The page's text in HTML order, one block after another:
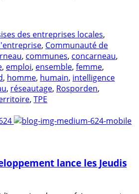
des entreprises locales,
, Communauté de
, communes, concarneau,
, emploi, ensemble, femme,
, homme, humain, intelligence
, réseautage, Rosporden,
, TPE
lance les Jeudis